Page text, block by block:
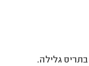
גלילה.